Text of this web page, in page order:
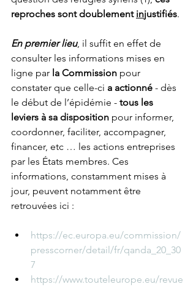
reproches sont doublement injustifiés.
En premier lieu, il suffit en effet de
consulter les informations mises en
ligne par la Commission pour
constater que celle-ci a actionné - dès
le début de l’épidémie - tous les
leviers à sa disposition pour informer,
coordonner, faciliter, accompagner,
financer, etc … les actions entreprises
par les États membres. Ces
informations, constamment mises à
jour, peuvent notamment être
retrouvées ici :
https://ec.europa.eu/commission/
presscorner/detail/fr/qanda_20_30
7
https://www.touteleurope.eu/revue